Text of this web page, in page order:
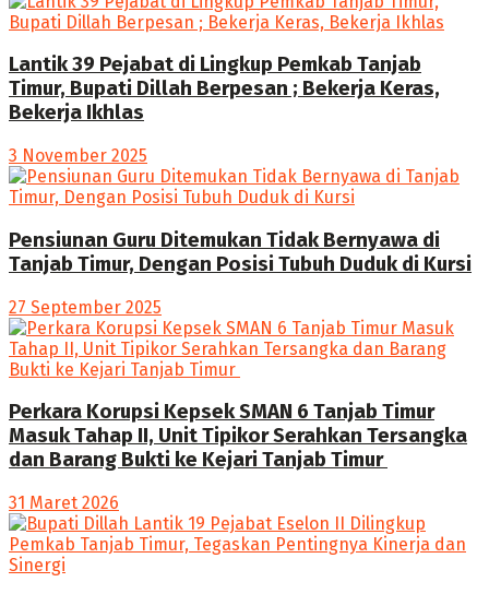
Lantik 39 Pejabat di Lingkup Pemkab Tanjab
Timur, Bupati Dillah Berpesan ; Bekerja Keras,
Bekerja Ikhlas
3 November 2025
Pensiunan Guru Ditemukan Tidak Bernyawa di
Tanjab Timur, Dengan Posisi Tubuh Duduk di Kursi
27 September 2025
Perkara Korupsi Kepsek SMAN 6 Tanjab Timur
Masuk Tahap II, Unit Tipikor Serahkan Tersangka
dan Barang Bukti ke Kejari Tanjab Timur
31 Maret 2026